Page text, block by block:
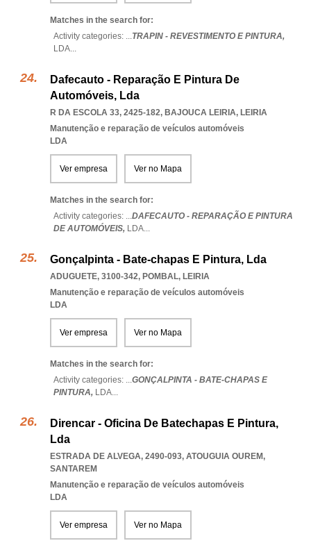
Matches in the search for:
Activity categories: ...TRAPIN - REVESTIMENTO E PINTURA,
LDA...
Dafecauto - Reparação E Pintura De
Automóveis, Lda
R DA ESCOLA 33, 2425-182, BAJOUCA LEIRIA, LEIRIA
Manutenção e reparação de veículos automóveis
LDA
Ver empresa Ver no Mapa
Matches in the search for:
Activity categories: ...DAFECAUTO - REPARAÇÃO E PINTURA
DE AUTOMÓVEIS, LDA...
Gonçalpinta - Bate-chapas E Pintura, Lda
ADUGUETE, 3100-342, POMBAL, LEIRIA
Manutenção e reparação de veículos automóveis
LDA
Ver empresa Ver no Mapa
Matches in the search for:
Activity categories: ...GONÇALPINTA - BATE-CHAPAS E
PINTURA, LDA...
Direncar - Oficina De Batechapas E Pintura,
Lda
ESTRADA DE ALVEGA, 2490-093, ATOUGUIA OUREM,
SANTAREM
Manutenção e reparação de veículos automóveis
LDA
Ver empresa Ver no Mapa